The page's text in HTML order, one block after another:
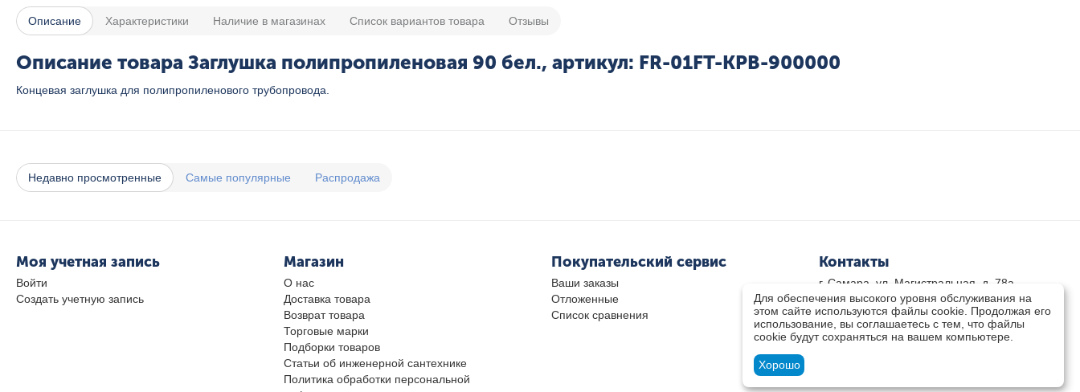
Описание Характеристики Наличие в магазинах Список вариантов товара Отзывы
Описание товара Заглушка полипропиленовая 90 бел., артикул: FR-01FT-KPB-900000
Концевая заглушка для полипропиленового трубопровода.
Недавно просмотренные Самые популярные Распродажа
Моя учетная запись
Войти
Создать учетную запись
Магазин
О нас
Доставка товара
Возврат товара
Торговые марки
Подборки товаров
Статьи об инженерной сантехнике
Политика обработки персональной
Покупательский сервис
Ваши заказы
Отложенные
Список сравнения
Контакты
г. Самара, ул. Магистральная, д. 78а
8 800-333-33-79(звонок бесплатный)
8(846)-211-03-15
Пн-Пт 8.30 - 17.30 Сб 9.00 - 16.00
zakaz@teplocity.com
Для обеспечения высокого уровня обслуживания на
этом сайте используются файлы cookie. Продолжая его
использование, вы соглашаетесь с тем, что файлы
cookie будут сохраняться на вашем компьютере.
Хорошо